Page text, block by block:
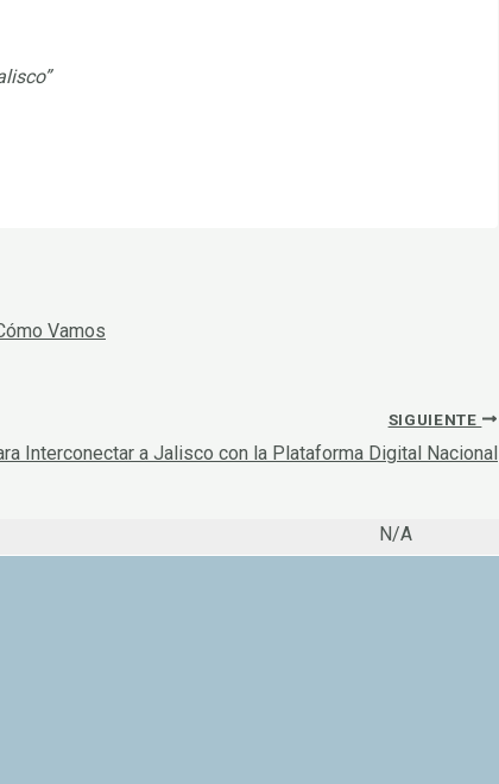
Vamos
SIGUIENTE
Interconectar a Jalisco con la Plataforma Digital Nacional
N/A